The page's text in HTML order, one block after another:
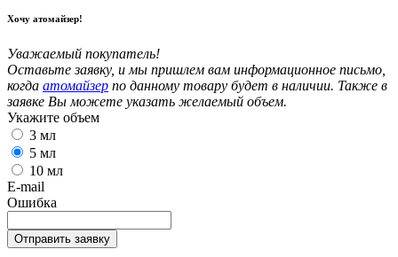
Хочу атомайзер!
Уважаемый покупатель!
Оставьте заявку, и мы пришлем вам информационное письмо,
когда атомайзер по данному товару будет в наличии. Также в
заявке Вы можете указать желаемый объем.
Укажите объем
3 мл
5 мл
10 мл
E-mail
Ошибка
Отправить заявку